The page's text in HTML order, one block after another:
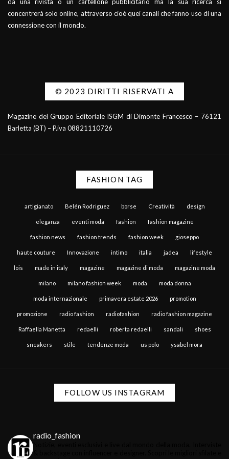
concentrerà solo online, attraverso cioè quei canali che fanno uso di una
connessione con il mondo.
© 2023 DIRITTI RISERVATI A
Magazine del Gruppo Editoriale ISGM di Dimonte Francesco – 76121
Barletta (BT) – P.iva 08821110726
FASHION TAG
artigianato Belén Rodriguez borse Creatività design
eleganza eventi moda fashion fashion magazine
fashion news fashion trends fashion week gioseppo
haute couture Innovazione intimo italia jadea lifestyle
lois made in italy magazine magazine di moda magazine moda
milano milano fashion week moda moda donna
moda internazionale primavera estate 2026 promotion
promozione radio fashion radiofashion radio fashion magazine
Raffaella Manetta redaelli roberta redaelli sandali shoes
sneakers stile tendenze moda us polo ysabel mora
FOLLOW US INSTAGRAM
radio_fashion